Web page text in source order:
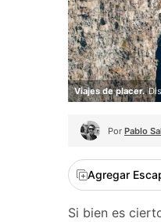
Viajes de placer.
Por Pablo
Agregar
Si bien es